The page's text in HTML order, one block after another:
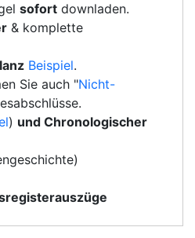
sofort downladen.
& komplette
Beispiel.
Sie auch "Nicht-
) und Chronologischer